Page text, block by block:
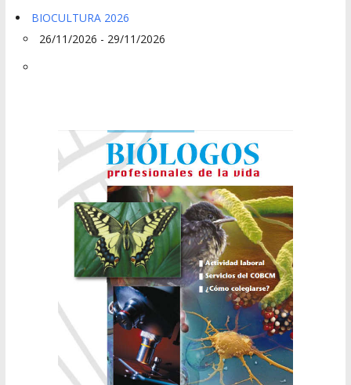
BIOCULTURA 2026
26/11/2026 - 29/11/2026